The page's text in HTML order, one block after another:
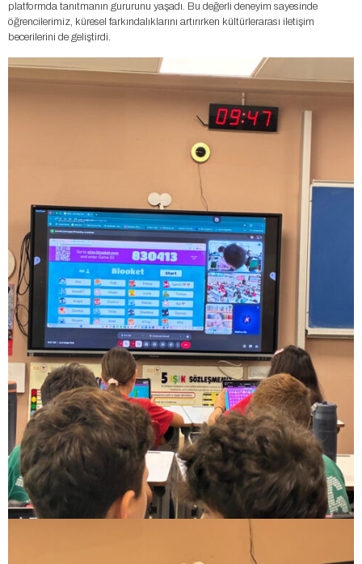
platformda tanıtmanın gururunu yaşadı. Bu değerli deneyim sayesinde
öğrencilerimiz, küresel farkındalıklarını artırırken kültürlerarası iletişim
becerilerini de geliştirdi.